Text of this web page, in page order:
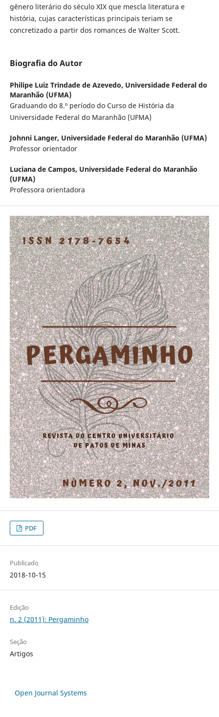
gênero literário do século XIX que mescla literatura e
história, cujas características principais teriam se
concretizado a partir dos romances de Walter Scott.
Biografia do Autor
Philipe Luiz Trindade de Azevedo, Universidade Federal do
Maranhão (UFMA)
Graduando do 8.º período do Curso de História da
Universidade Federal do Maranhão (UFMA)
Johnni Langer, Universidade Federal do Maranhão (UFMA)
Professor orientador
Luciana de Campos, Universidade Federal do Maranhão
(UFMA)
Professora orientadora
PDF
Publicado
2018-10-15
Edição
n. 2 (2011): Pergaminho
Seção
Artigos
Open Journal Systems